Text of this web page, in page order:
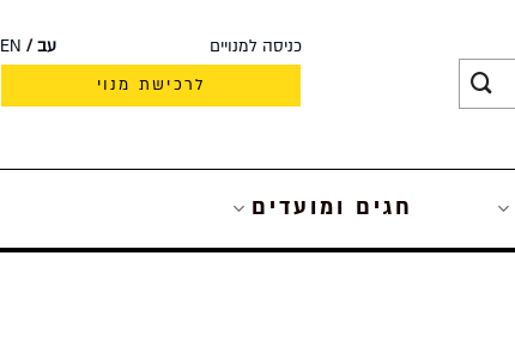
כניסה למנויים עב
EN
לרכישת מנוי
חגים ומועדים